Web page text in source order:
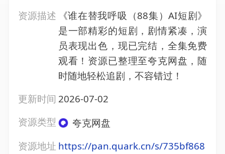
资源描述
《谁在替我呼吸（88集）AI短剧》
是一部精彩的短剧，剧情紧凑，演
员表现出色，现已完结，全集免费
观看！资源已整理至夸克网盘，随
时随地轻松追剧，不容错过！
更新时间 2026-07-02
资源类型
夸克网盘
资源地址 https://pan.quark.cn/s/735bf868